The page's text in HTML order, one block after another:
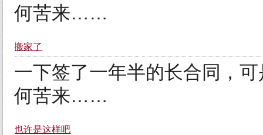
何苦来……
搬家了
一下签了一年半的长合同，
何苦来……
也许是这样吧